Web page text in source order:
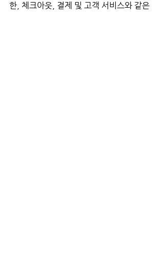
한, 체크아웃, 결제 및 고객 서비스와 같은